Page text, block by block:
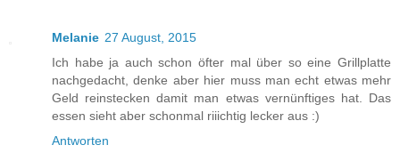
Melanie 27 August, 2015
Ich habe ja auch schon öfter mal über so eine Grillplatte
nachgedacht, denke aber hier muss man echt etwas mehr
Geld reinstecken damit man etwas vernünftiges hat. Das
essen sieht aber schonmal riiichtig lecker aus :)
Antworten